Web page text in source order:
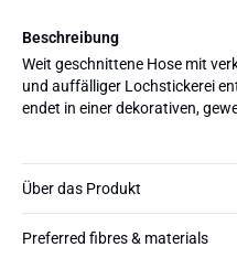
Beschreibung
Weit geschnittene Hose mit
und auffälliger Lochstickerei
endet in einer dekorativen,
Über das Produkt
Preferred fibres & materials